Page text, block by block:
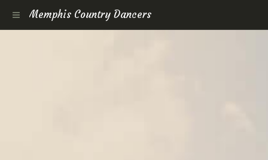
Memphis Country Dancers